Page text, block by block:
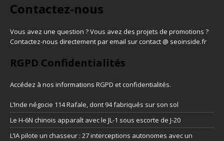
Contactez-nous
Vous avez une question ? Vous avez des projets de promotions ?
Contactez-nous directement par email sur contact @ seoinside.fr
RGPD Confidentialités
Accédez à nos informations RGPD et confidentialités.
L’Inde négocie 114 Rafale, dont 94 fabriqués sur son sol
Le H-6N chinois apparaît avec le JL-1 sous escorte de J-20
L’IA pilote un chasseur : 27 interceptions autonomes avec un